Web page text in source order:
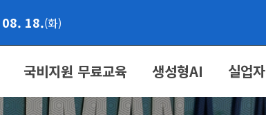
08. 18.(화)
국비지원 무료교육 생성형AI 실업자